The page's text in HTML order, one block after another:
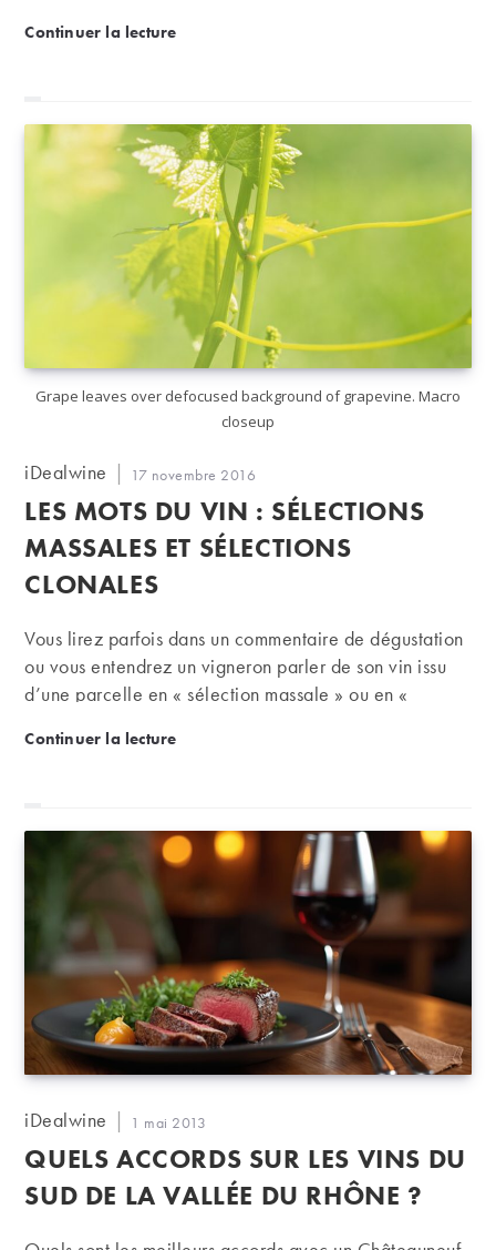
des vins en biodynamie, au caractère très pur et très
Continuer la lectureLes « 80 jardins » du domaine Ostertag en Alsace
Grape leaves over defocused background of grapevine. Macro
closeup
Auteur/autrice
la
publication :
iDealwine
Publication
publiée :
17 novembre 2016
LES MOTS DU VIN : SÉLECTIONS
MASSALES ET SÉLECTIONS
CLONALES
Vous lirez parfois dans un commentaire de dégustation
ou vous entendrez un vigneron parler de son vin issu
d’une parcelle en « sélection massale » ou en «
vin obtenu se cachent derrière ces mots savants ?
Continuer la lectureLes mots du vin : sélections massales et sélections
Auteur/autrice
la
publication :
iDealwine
Publication
publiée :
1 mai 2013
QUELS ACCORDS SUR LES VINS DU
SUD DE LA VALLÉE DU RHÔNE ?